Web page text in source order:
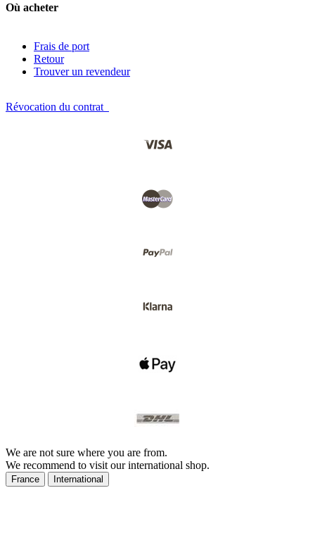
Où acheter
Frais de port
Retour
Trouver un revendeur
Révocation du contrat
We are not sure where you are from.
We recommend to visit our international shop.
France International